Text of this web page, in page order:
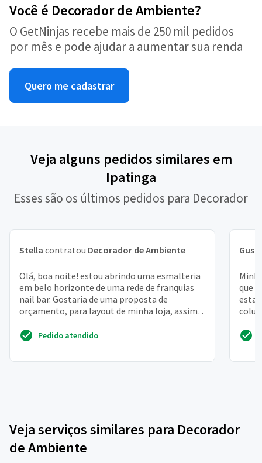
Você é Decorador de Ambiente?
O GetNinjas recebe mais de 250 mil pedidos
por mês e pode ajudar a aumentar sua renda
Quero me cadastrar
Veja alguns pedidos similares em
Ipatinga
Esses são os últimos pedidos para Decorador
Stella contratou Decorador de Ambiente
Olá, boa noite! estou abrindo uma esmalteria
em belo horizonte de uma rede de franquias
nail bar. Gostaria de uma proposta de
orçamento, para layout de minha loja, assim
Pedido atendido
que
estar
Veja serviços similares para Decorador
de Ambiente